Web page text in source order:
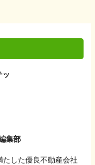
集部
した優良不動産会社